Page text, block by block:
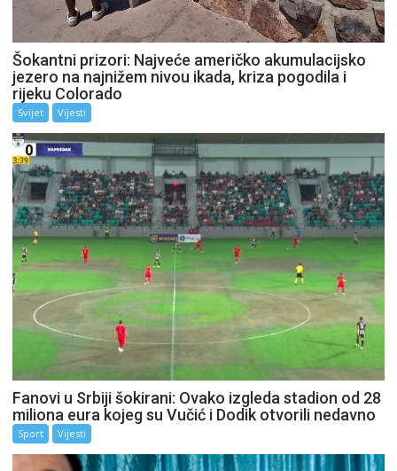
Šokantni prizori: Najveće američko akumulacijsko
jezero na najnižem nivou ikada, kriza pogodila i
rijeku Colorado
Svijet Vijesti
Fanovi u Srbiji šokirani: Ovako izgleda stadion od 28
miliona eura kojeg su Vučić i Dodik otvorili nedavno
Sport Vijesti